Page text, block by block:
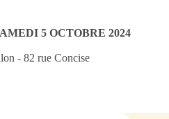
5 OCTOBRE 2024
- 82 rue Concise